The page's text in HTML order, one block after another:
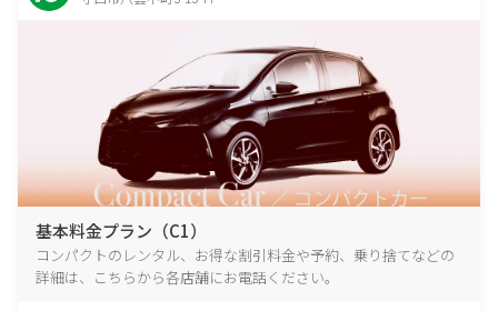
基本料金プラン（C1）
コンパクトのレンタル、お得な割引料金や予約、乗り捨てなどの
詳細は、こちらから各店舗にお電話ください。